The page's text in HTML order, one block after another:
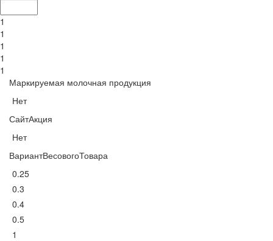
1
1
1
1
1
Маркируемая молочная продукция
Нет
СайтАкция
Нет
ВариантВесовогоТовара
0.25
0.3
0.4
0.5
1